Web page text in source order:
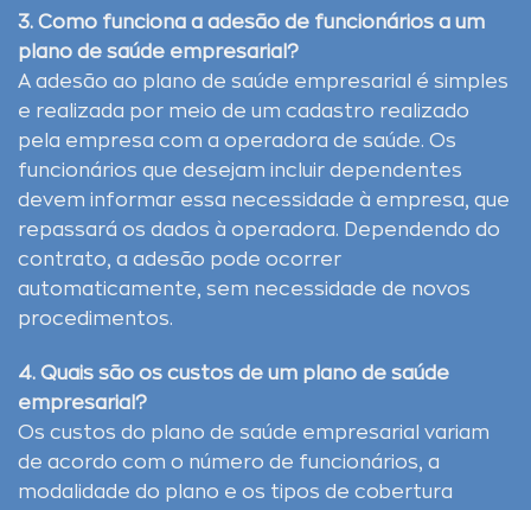
3. Como funciona a adesão de funcionários a um
plano de saúde empresarial?
A adesão ao plano de saúde empresarial é simples
e realizada por meio de um cadastro realizado
pela empresa com a operadora de saúde. Os
funcionários que desejam incluir dependentes
devem informar essa necessidade à empresa, que
repassará os dados à operadora. Dependendo do
contrato, a adesão pode ocorrer
automaticamente, sem necessidade de novos
procedimentos.
4. Quais são os custos de um plano de saúde
empresarial?
Os custos do plano de saúde empresarial variam
de acordo com o número de funcionários, a
modalidade do plano e os tipos de cobertura